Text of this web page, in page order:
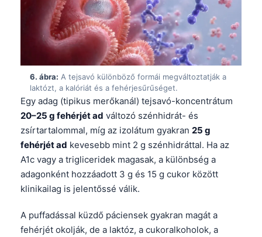
6. ábra: A tejsavó különböző formái megváltoztatják a
laktózt, a kalóriát és a fehérjesűrűséget.
Egy adag (tipikus merőkanál) tejsavó-koncentrátum
20–25 g fehérjét ad változó szénhidrát- és
zsírtartalommal, míg az izolátum gyakran 25 g
fehérjét ad kevesebb mint 2 g szénhidráttal. Ha az
A1c vagy a trigliceridek magasak, a különbség a
adagonként hozzáadott 3 g és 15 g cukor között
klinikailag is jelentőssé válik.
A puffadással küzdő páciensek gyakran magát a
fehérjét okolják, de a laktóz, a cukoralkoholok, a
Українська
Català
Қазақ тілі
Suomi
Hrvatski
Slovenčina
كوردی‎
سنڌي
සිංහල
অসমীয়া